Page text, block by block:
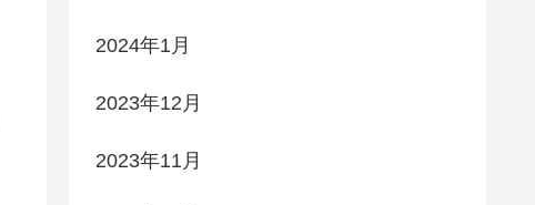
2024年1月
2023年12月
2023年11月